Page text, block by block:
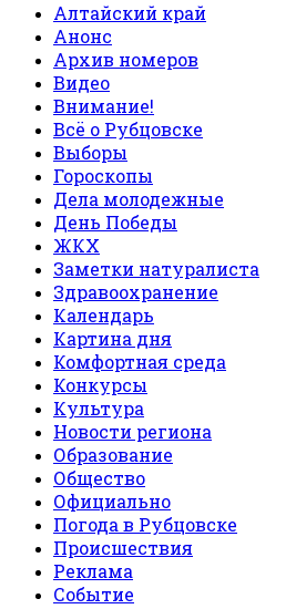
Алтайский край
Анонс
Архив номеров
Видео
Внимание!
Всё о Рубцовске
Выборы
Гороскопы
Дела молодежные
День Победы
ЖКХ
Заметки натуралиста
Здравоохранение
Календарь
Картина дня
Комфортная среда
Конкурсы
Культура
Новости региона
Образование
Общество
Официально
Погода в Рубцовске
Происшествия
Реклама
Событие